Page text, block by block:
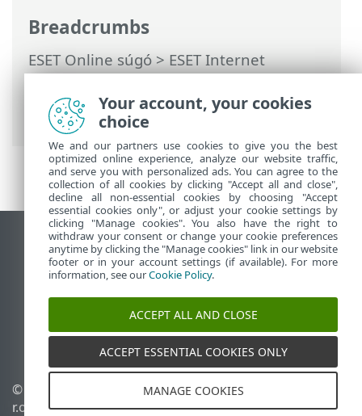
Breadcrumbs
ESET Online súgó>ESET Internet
Security>További beállítások>Védelmek
Webhozzáférés-védelem>URL-listák
kezelése
> Címlista
Asztali webhely megtekintése
End of Life
Az ESET tudásbázisa
ESET Fórum
ESET Status Portal
Regionális támogatás
© 1992 - 2026 ESET, spol. s
r.o. – Minden jog
Cookie-szabályzat
Your account, your cookies
choice
We and our partners use cookies to give you the best
optimized online experience, analyze our website traffic,
and serve you with personalized ads. You can agree to the
collection of all cookies by clicking "Accept all and close",
decline all non-essential cookies by choosing "Accept
essential cookies only", or adjust your cookie settings by
clicking "Manage cookies". You also have the right to
withdraw your consent or change your cookie preferences
anytime by clicking the "Manage cookies" link in our website
footer or in your account settings (if available). For more
information, see ourCookie Policy.
ACCEPT ALL AND CLOSE
ACCEPT ESSENTIAL COOKIES ONLY
MANAGE COOKIES